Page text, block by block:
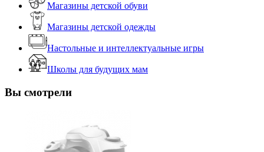
Магазины детской обуви
Магазины детской одежды
Настольные и интеллектуальные игры
Школы для будущих мам
Вы смотрели